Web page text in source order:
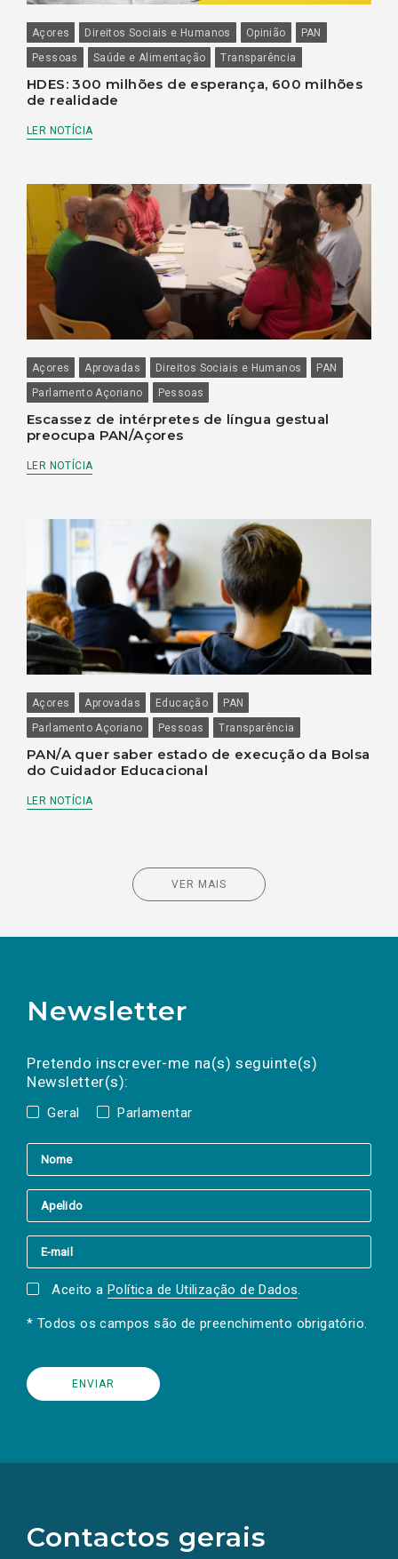
Açores Direitos Sociais e Humanos Opinião
PAN
Pessoas
Saúde e Alimentação Transparência
HDES: 300 milhões de esperança, 600 milhões
de realidade
LER NOTÍCIA
Açores Aprovadas Direitos Sociais e Humanos
PAN
Parlamento Açoriano
Pessoas
Escassez de intérpretes de língua gestual
preocupa PAN/Açores
LER NOTÍCIA
Açores Aprovadas Educação
PAN
Parlamento Açoriano
Pessoas Transparência
PAN/A quer saber estado de execução da Bolsa
do Cuidador Educacional
LER NOTÍCIA
VER MAIS
Newsletter
Pretendo inscrever-me na(s) seguinte(s)
Newsletter(s):
Geral Parlamentar
a(s) newsletter(s).
mail
Aceito a Política de Utilização de Dados.
* Todos os campos são de preenchimento obrigatório.
Contactos gerais
redes
sociais